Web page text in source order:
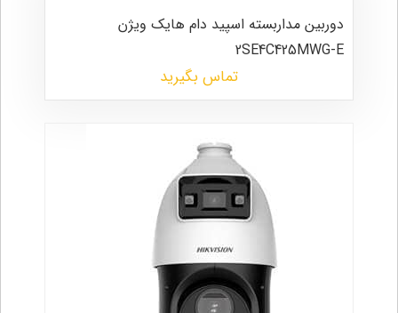
دوربین مداربسته اسپید دام هایک ویژن
2SE4C425MWG-E
تماس بگیرید